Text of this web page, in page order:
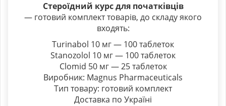
out of 5
Стероїдний курс для початківців
— готовий комплект товарів, до складу якого
входять:
Turinabol 10 мг — 100 таблеток
Stanozolol 10 мг — 100 таблеток
Clomid 50 мг — 25 таблеток
Виробник: Magnus Pharmaceuticals
Тип товару: готовий комплект
Доставка по Україні